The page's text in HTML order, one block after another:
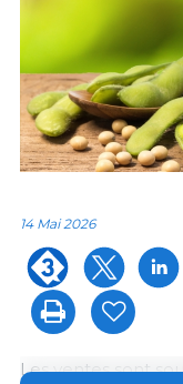
14 Mai 2026
Les ventes sont